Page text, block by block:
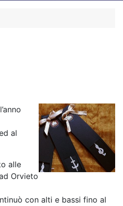
al
alle
Orvieto
con alti e bassi fino al